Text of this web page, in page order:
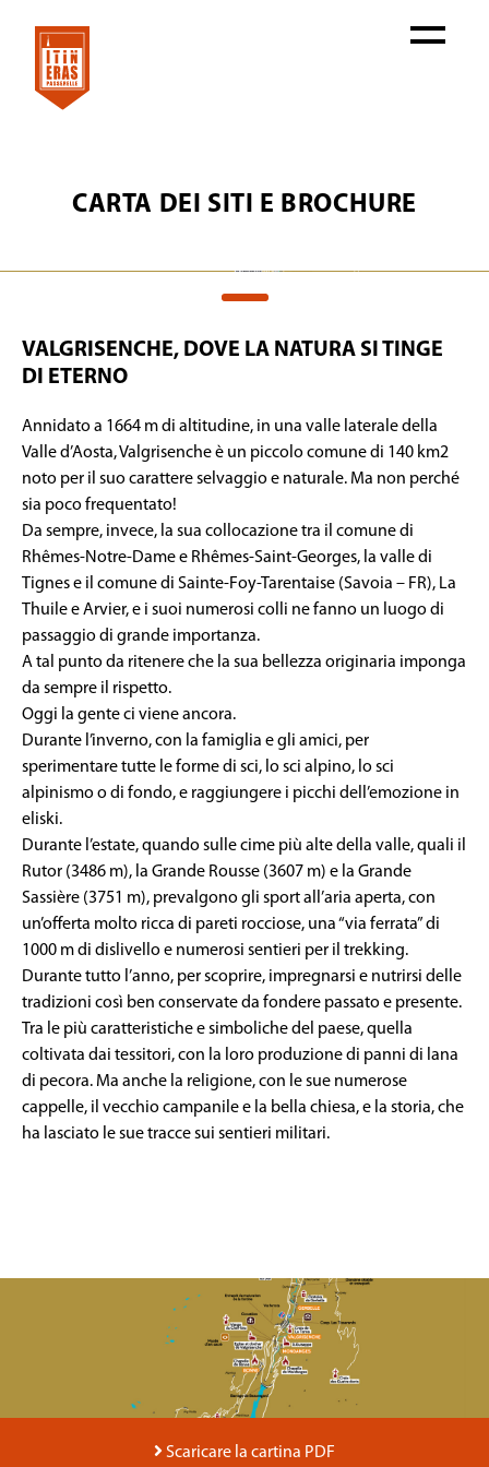
CARTA DEI SITI E BROCHURE
VALGRISENCHE, DOVE LA NATURA SI TINGE
DI ETERNO
Annidato a 1664 m di altitudine, in una valle laterale della
Valle d’Aosta, Valgrisenche è un piccolo comune di 140 km2
noto per il suo carattere selvaggio e naturale. Ma non perché
sia poco frequentato!
Da sempre, invece, la sua collocazione tra il comune di
Rhêmes-Notre-Dame e Rhêmes-Saint-Georges, la valle di
Tignes e il comune di Sainte-Foy-Tarentaise (Savoia – FR), La
Thuile e Arvier, e i suoi numerosi colli ne fanno un luogo di
passaggio di grande importanza.
A tal punto da ritenere che la sua bellezza originaria imponga
da sempre il rispetto.
Oggi la gente ci viene ancora.
Durante l’inverno, con la famiglia e gli amici, per
sperimentare tutte le forme di sci, lo sci alpino, lo sci
alpinismo o di fondo, e raggiungere i picchi dell’emozione in
eliski.
Durante l’estate, quando sulle cime più alte della valle, quali il
Rutor (3486 m), la Grande Rousse (3607 m) e la Grande
Sassière (3751 m), prevalgono gli sport all’aria aperta, con
un’offerta molto ricca di pareti rocciose, una “via ferrata” di
1000 m di dislivello e numerosi sentieri per il trekking.
Durante tutto l’anno, per scoprire, impregnarsi e nutrirsi delle
tradizioni così ben conservate da fondere passato e presente.
Tra le più caratteristiche e simboliche del paese, quella
coltivata dai tessitori, con la loro produzione di panni di lana
di pecora. Ma anche la religione, con le sue numerose
cappelle, il vecchio campanile e la bella chiesa, e la storia, che
ha lasciato le sue tracce sui sentieri militari.
Scaricare la cartina PDF